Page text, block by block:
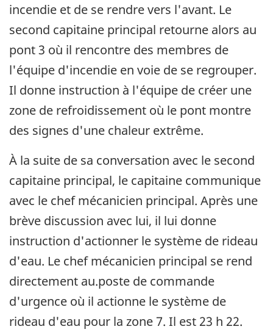
incendie et de se rendre vers l'avant. Le
second capitaine principal retourne alors au
pont 3 où il rencontre des membres de
l'équipe d'incendie en voie de se regrouper.
Il donne instruction à l'équipe de créer une
zone de refroidissement où le pont montre
des signes d'une chaleur extrême.
À la suite de sa conversation avec le second
capitaine principal, le capitaine communique
avec le chef mécanicien principal. Après une
brève discussion avec lui, il lui donne
instruction d'actionner le système de rideau
d'eau. Le chef mécanicien principal se rend
directement au.poste de commande
d'urgence où il actionne le système de
rideau d'eau pour la zone 7. Il est 23 h 22.